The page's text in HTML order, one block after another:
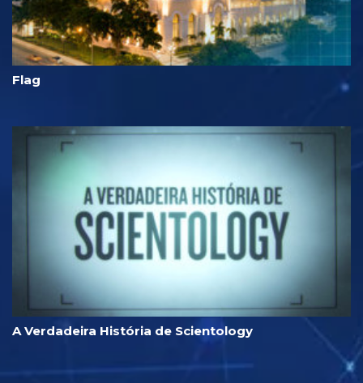
Flag
A Verdadeira História de Scientology